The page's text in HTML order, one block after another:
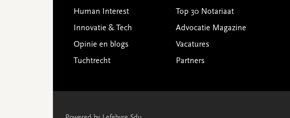
Human Interest
Innovatie & Tech
Opinie en blogs
Tuchtrecht
Top 30 Notariaat
Advocatie Magazine
Vacatures
Partners